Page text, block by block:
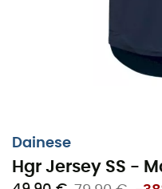
Dainese
Hgr Jersey SS -